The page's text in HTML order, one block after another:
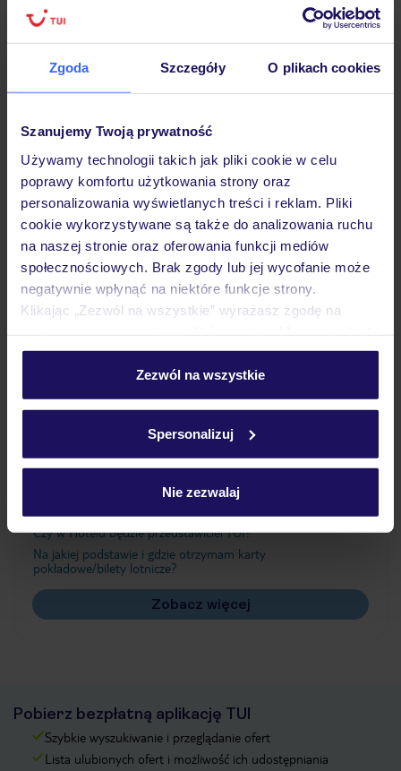
Zgoda Szczegóły O plikach cookies
Szanujemy Twoją prywatność
Używamy technologii takich jak pliki cookie w celu
poprawy komfortu użytkowania strony oraz
personalizowania wyświetlanych treści i reklam. Pliki
cookie wykorzystywane są także do analizowania ruchu
na naszej stronie oraz oferowania funkcji mediów
społecznościowych. Brak zgody lub jej wycofanie może
negatywnie wpłynąć na niektóre funkcje strony.
Klikając „Zezwól na wszystkie” wyrażasz zgodę na
personalizować swój wybór wchodząc w zakładkę
Szczegółowe informacje o plikach cookie znajdziesz
Zezwól na wszystkie
Spersonalizuj
Nie zezwalaj
Hotel
Opinie
Pokoje
Wyżywienie
Ważne informacje
Czy w Hotelu będzie przedstawiciel TUI?
Na jakiej podstawie i gdzie otrzymam karty
pokładowe/bilety lotnicze?
Zobacz więcej
Pobierz bezpłatną aplikację TUI
Szybkie wyszukiwanie i przeglądanie ofert
Lista ulubionych ofert i możliwość ich udostępniania